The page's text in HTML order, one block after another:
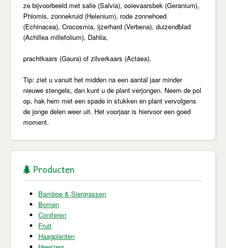
ze bijvoorbeeld met salie (Salvia), ooievaarsbek (Geranium),
Phlomis, zonnekruid (Helenium), rode zonnehoed
(Echinacea), Crocosmia, ijzerhard (Verbena), duizendblad
(Achillea millefolium), Dahlia,
prachtkaars (Gaura) of zilverkaars (Actaea).
Tip: ziet u vanuit het midden na een aantal jaar minder
nieuwe stengels, dan kunt u de plant verjongen. Neem de pol
op, hak hem met een spade in stukken en plant vervolgens
de jonge delen weer uit. Het voorjaar is hiervoor een goed
moment.
Producten
Bamboe & Siergrassen
Bomen
Coniferen
Fruit
Haagplanten